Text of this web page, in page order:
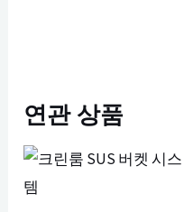
연관 상품